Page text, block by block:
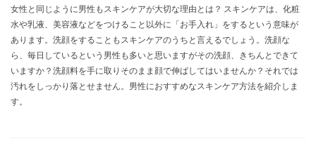
女性と同じように男性もスキンケアが大切な理由とは？ スキンケアは、化粧
水や乳液、美容液などをつけること以外に「お手入れ」をするという意味が
あります。洗顔をすることもスキンケアのうちと言えるでしょう。洗顔な
ら、毎日しているという男性も多いと思いますがその洗顔、きちんとできて
いますか？洗顔料を手に取りそのまま顔で伸ばしてはいませんか？それでは
汚れをしっかり落とせません。男性におすすめなスキンケア方法を紹介しま
す。